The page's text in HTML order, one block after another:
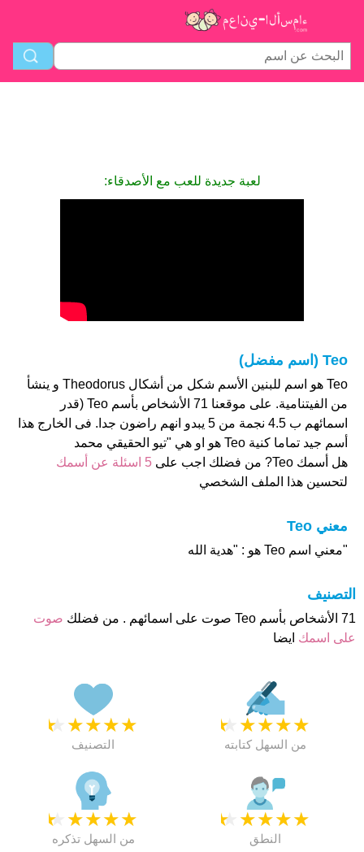
لعبة جديدة للعب مع الأصدقاء:
Teo (اسم مفضل)
Teo هو اسم للبنين الأسم شكل من أشكال Theodorus و ينشأ
من الفيتنامية. على موقعنا 71 الأشخاص بأسم Teo (قدر
اسمائهم ب 4.5 نجمة من 5 يبدو انهم راضون جدا. فى الخارج هذا
أسم جيد تماما كنية Teo هو او هي "تيو الحقيقي محمد
هل أسمك Teo? من فضلك اجب على
5 اسئلة عن أسمك
لتحسين هذا الملف الشخصي
معني Teo
"معني اسم Teo هو : "هدية الله
التصنيف
71 الأشخاص بأسم Teo صوت على اسمائهم . من فضلك
صوت
على اسمك ايضا
★
★
★
★
★
التصنيف
★
★
★
★
★
من السهل كتابته
★
★
★
★
★
من السهل تذكره
★
★
★
★
★
النطق